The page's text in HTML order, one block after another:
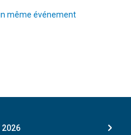
même événement
2026